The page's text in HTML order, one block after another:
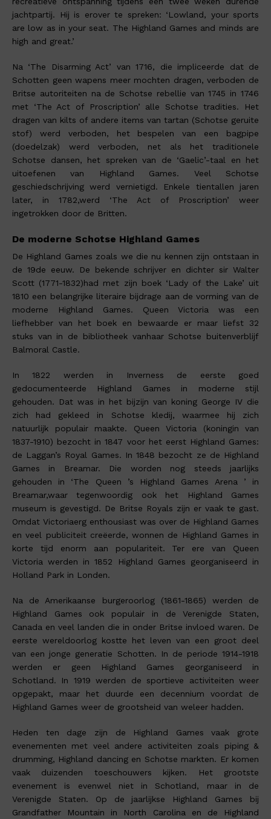
jachtpartij. Hij is erover te spreken: ‘Lowland, your sports
are low as in your seat. The Highland Games and minds are
high and great.’
Na ‘The Disarming Act’ van 1716, die impliceerde dat de
Schotten geen wapens meer mochten dragen, verboden de
Britse autoriteiten na de Schotse rebellie van 1745 in 1746
met ‘The Act of Proscription’ alle Schotse tradities. Het
dragen van kilts of andere items van tartan (Schotse geruite
stof) werd verboden, het bespelen van een bagpipe
(doedelzak) werd verboden, net als het traditionele
Schotse dansen, het spreken van de ‘Gaelic’-taal en het
uitoefenen van Highland Games. Veel Schotse
geschiedschrijving werd vernietigd. Enkele tientallen jaren
later, in 1782,werd ‘The Act of Proscription’ weer
ingetrokken door de Britten.
De moderne Schotse Highland Games
De Highland Games zoals we die nu kennen zijn ontstaan in
de 19de eeuw. De bekende schrijver en dichter sir Walter
Scott (1771-1832)had met zijn boek ‘Lady of the Lake’ uit
1810 een belangrijke literaire bijdrage aan de vorming van de
moderne Highland Games. Queen Victoria was een
liefhebber van het boek en bewaarde er maar liefst 32
stuks van in de bibliotheek vanhaar Schotse buitenverblijf
Balmoral Castle.
In 1822 werden in Inverness de eerste goed
gedocumenteerde Highland Games in moderne stijl
gehouden. Dat was in het bijzijn van koning George IV die
zich had gekleed in Schotse kledij, waarmee hij zich
natuurlijk populair maakte. Queen Victoria (koningin van
1837-1910) bezocht in 1847 voor het eerst Highland Games:
de Laggan’s Royal Games. In 1848 bezocht ze de Highland
Games in Breamar. Die worden nog steeds jaarlijks
gehouden in ‘The Queen ’s Highland Games Arena ’ in
Breamar,waar tegenwoordig ook het Highland Games
museum is gevestigd. De Britse Royals zijn er vaak te gast.
Omdat Victoriaerg enthousiast was over de Highland Games
en veel publiciteit creëerde, wonnen de Highland Games in
korte tijd enorm aan populariteit. Ter ere van Queen
Victoria werden in 1852 Highland Games georganiseerd in
Holland Park in Londen.
Na de Amerikaanse burgeroorlog (1861-1865) werden de
Highland Games ook populair in de Verenigde Staten,
Canada en veel landen die in onder Britse invloed waren. De
eerste wereldoorlog kostte het leven van een groot deel
van een jonge generatie Schotten. In de periode 1914-1918
werden er geen Highland Games georganiseerd in
Schotland. In 1919 werden de sportieve activiteiten weer
opgepakt, maar het duurde een decennium voordat de
Highland Games weer de grootsheid van weleer hadden.
Heden ten dage zijn de Highland Games vaak grote
evenementen met veel andere activiteiten zoals piping &
drumming, Highland dancing en Schotse markten. Er komen
vaak duizenden toeschouwers kijken. Het grootste
evenement is evenwel niet in Schotland, maar in de
Verenigde Staten. Op de jaarlijkse Highland Games bij
Grandfather Mountain in North Carolina en de Highland